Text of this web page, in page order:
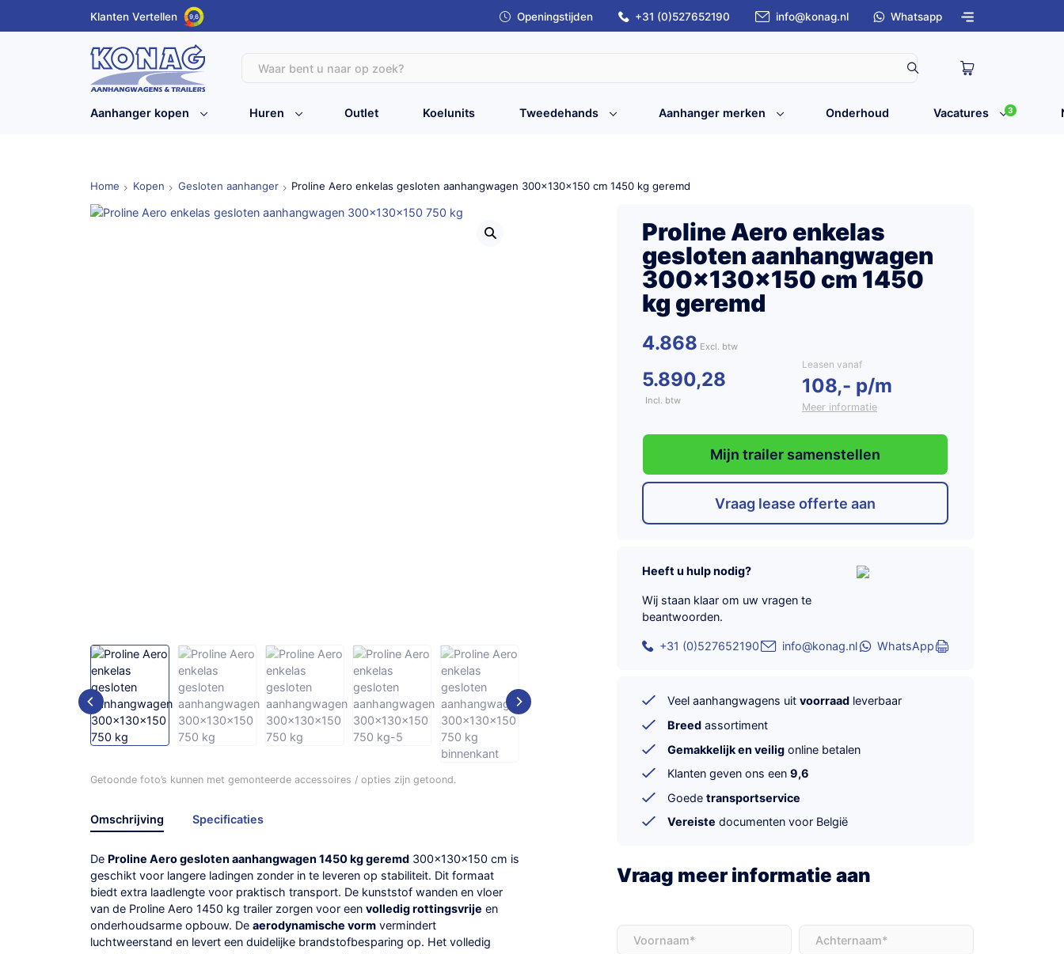
Klanten Vertellen 9,6 Openingstijden +31 (0)527652190 info@konag.nl Whatsapp
Aanhanger kopen Huren Outlet Koelunits Tweedehands Aanhanger merken Onderhoud Vacatures 3
Home Kopen Gesloten aanhanger Proline Aero enkelas gesloten aanhangwagen 300x130x150 cm 1450 kg geremd
Getoonde foto’s kunnen met gemonteerde accessoires / opties zijn getoond.
Omschrijving Specificaties
De Proline Aero gesloten aanhangwagen 1450 kg geremd 300x130x150 cm is
geschikt voor langere ladingen zonder in te leveren op stabiliteit. Dit formaat
biedt extra laadlengte voor praktisch transport. De kunststof wanden en vloer
van de Proline Aero 1450 kg trailer zorgen voor een volledig rottingsvrije en
onderhoudsarme opbouw. De aerodynamische vorm vermindert
luchtweerstand en levert een duidelijke brandstofbesparing op. Het volledig
Proline Aero enkelas
gesloten aanhangwagen
300x130x150 cm 1450
kg geremd
4.868
5.890,28
Incl. btw
Leasen vanaf
108,- p/m
Meer informatie
Mijn trailer samenstellen
Vraag lease offerte aan
Heeft u hulp nodig?
Wij staan klaar om uw vragen te
beantwoorden.
+31 (0)527652190 info@konag.nl WhatsApp
Veel aanhangwagens uit voorraad leverbaar
Breed assortiment
Gemakkelijk en veilig online betalen
Klanten geven ons een 9,6
Goede transportservice
Vereiste documenten voor België
Vraag meer informatie aan
Voornaam Achternaam